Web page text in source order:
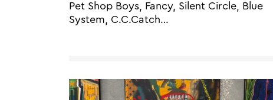
Pet Shop Boys, Fancy, Silent Circle, Blue
System, C.C.Catch…